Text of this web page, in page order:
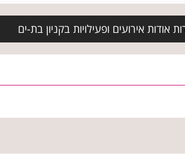
אירועים ופעילויות בקניון בת-ים